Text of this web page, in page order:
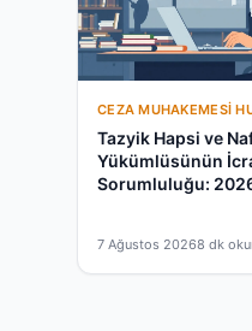
CEZA MUHAKEMESI
Tazyik Hapsi ve
Yükümlüsünün
Sorumluluğu:
7 Ağustos 20268 dk